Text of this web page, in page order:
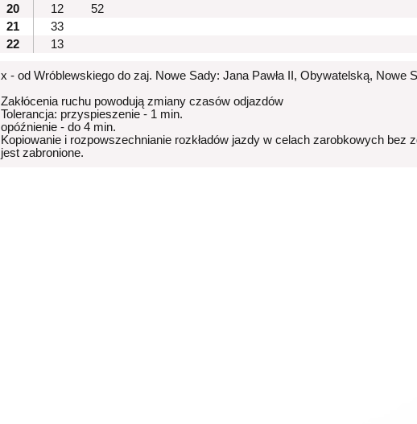
20
12
52
21
33
22
13
x - od Wróblewskiego do zaj. Nowe Sady: Jana Pawła II, Obywatelską, Nowe
Zakłócenia ruchu powodują zmiany czasów odjazdów
Tolerancja: przyspieszenie - 1 min.
opóźnienie - do 4 min.
Kopiowanie i rozpowszechnianie rozkładów jazdy w celach zarobkowych bez
jest zabronione.